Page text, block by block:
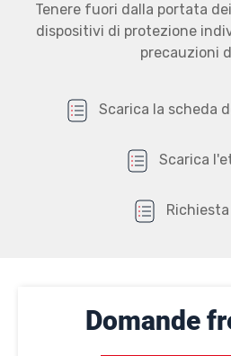
Tenere fuori dalla portata
dispositivi di protezione
precauzioni
Scarica la scheda
Scarica
Richiesta
Domande